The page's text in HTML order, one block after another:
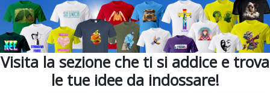
Visita la sezione che ti si addice e trova
le tue idee da indossare!